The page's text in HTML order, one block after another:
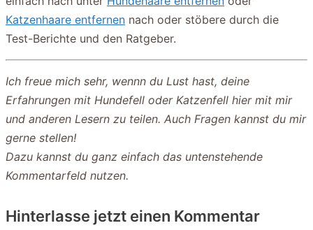
Katzenhaare entfernen nach oder stöbere durch die
Test-Berichte und den Ratgeber.
Ich freue mich sehr, wennn du Lust hast, deine
Erfahrungen mit Hundefell oder Katzenfell hier mit mir
und anderen Lesern zu teilen. Auch Fragen kannst du mir
gerne stellen!
Dazu kannst du ganz einfach das untenstehende
Kommentarfeld nutzen.
Hinterlasse jetzt einen Kommentar